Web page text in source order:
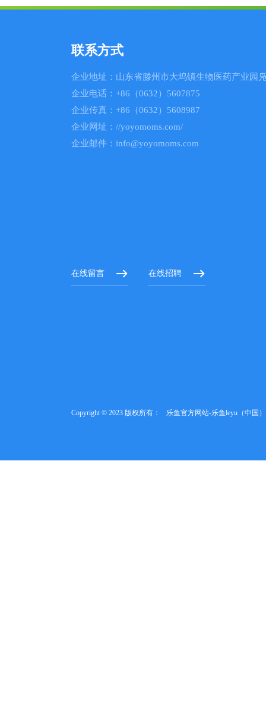
联系方式
企业地址：山东省滕州市大坞镇生物医药产业园
企业电话：+86（0632）5607875
企业传真：+86（0632）5608987
企业网址：//yoyomoms.com/
企业邮件：info@yoyomoms.com
在线留言 在线招聘
Copyright © 2023 版权所有： 乐鱼官方网站-乐鱼leyu（中国）